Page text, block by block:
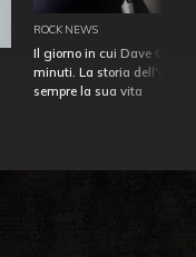
ROCK NEWS
Il giorno in cui Dave
minuti. La storia
sempre la sua vita